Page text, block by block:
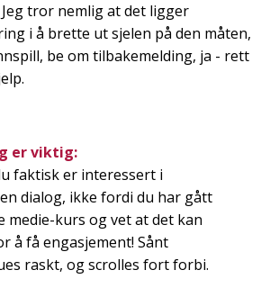
tror nemlig at det ligger
i å brette ut sjelen på den måten,
be om tilbakemelding, ja - rett
er viktig:
faktisk er interessert i
dialog, ikke fordi du har gått
medie-kurs og vet at det kan
å få engasjement! Sånt
raskt, og scrolles fort forbi.